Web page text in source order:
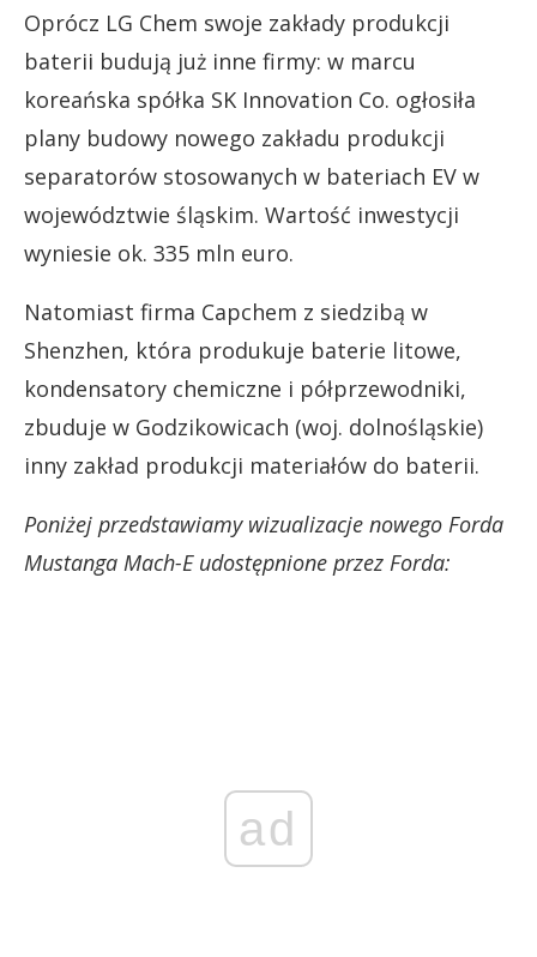
Oprócz LG Chem swoje zakłady produkcji
baterii budują już inne firmy: w marcu
koreańska spółka SK Innovation Co. ogłosiła
plany budowy nowego zakładu produkcji
separatorów stosowanych w bateriach EV w
województwie śląskim. Wartość inwestycji
wyniesie ok. 335 mln euro.
Natomiast firma Capchem z siedzibą w
Shenzhen, która produkuje baterie litowe,
kondensatory chemiczne i półprzewodniki,
zbuduje w Godzikowicach (woj. dolnośląskie)
inny zakład produkcji materiałów do baterii.
Poniżej przedstawiamy wizualizacje nowego Forda
Mustanga Mach-E udostępnione przez Forda:
ad